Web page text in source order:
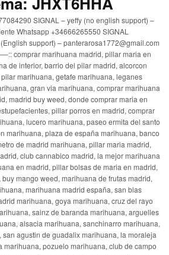
SIGNAL – yeffy (no english support) –
Whatsapp +34666265550 SIGNAL
support) – panterarosa1772@gmail.com
comprar marihuana madrid, pillar maria en
de interior, barrio del pilar madrid, alcorcon
marihuana, getafe marihuana, leganes
gran via marihuana, comprar marihuana
madrid buy weed, donde comprar maria en
pillar porros en madrid, comprar
lucero marihuana, paseo ermita del santo
marihuana, plaza de españa marihuana, banco
de madrid marihuana, pillar maria madrid,
club cannabico madrid, la mejor marihuana
en madrid, pillar bolsas de maria en madrid,
mango weed, marihuana de frutas madrid,
marihuana madrid españa, san blas
marihuana, goya marihuana, cruz del rayo
sainz de baranda marihuana, arguelles
alsacia marihuana, sanchinarro marihuana,
agustin de guadalix marihuana, la moraleja
marihuana, pozuelo marihuana, club de campo